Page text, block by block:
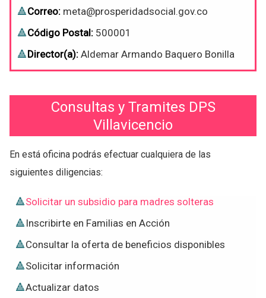
Correo: meta@prosperidadsocial.gov.co
Código Postal: 500001
Director(a): Aldemar Armando Baquero Bonilla
Consultas y Tramites DPS
Villavicencio
En está oficina podrás efectuar cualquiera de las
siguientes diligencias:
Solicitar un subsidio para madres solteras
Inscribirte en Familias en Acción
Consultar la oferta de beneficios disponibles
Solicitar información
Actualizar datos